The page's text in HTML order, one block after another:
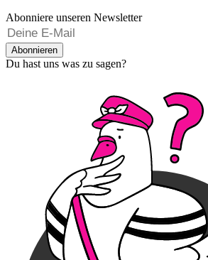
Abonniere unseren Newsletter
Abonnieren
Du hast uns was zu sagen?